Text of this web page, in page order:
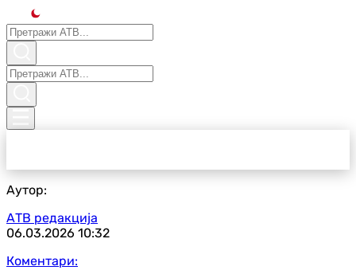
Аутор:
АТВ редакција
06.03.2026 10:32
Коментари: